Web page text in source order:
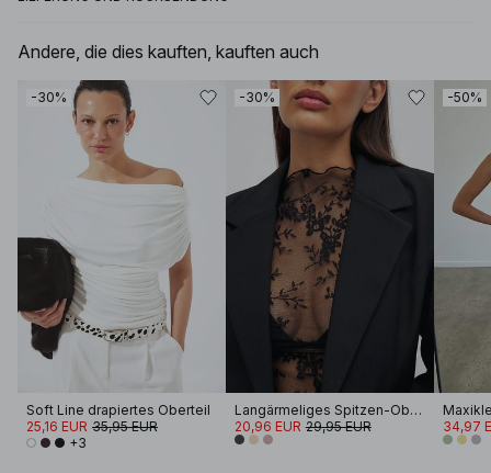
Andere, die dies kauften, kauften auch
-30%
Soft Line drapiertes Oberteil
25,16 EUR 35,95 EUR
+3
-30%
Langärmeliges Spitzen-Oberteil
20,96 EUR 29,95 EUR
-50%
34,97